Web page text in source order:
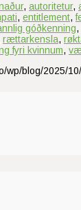
, autoritetur,
, entitlement,
góðkenning,
rættarkensla,
fyri kvinnum,
wp/blog/2025/